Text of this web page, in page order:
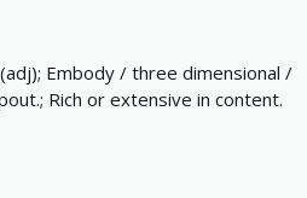
Embody / three dimensional /
Rich or extensive in content.